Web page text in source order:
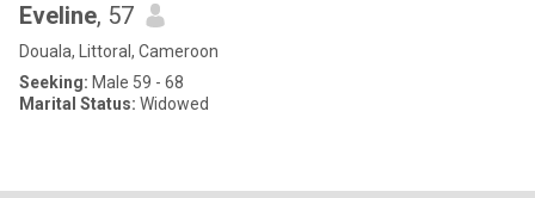
Eveline, 57
Douala, Littoral, Cameroon
Seeking: Male 59 - 68
Marital Status: Widowed